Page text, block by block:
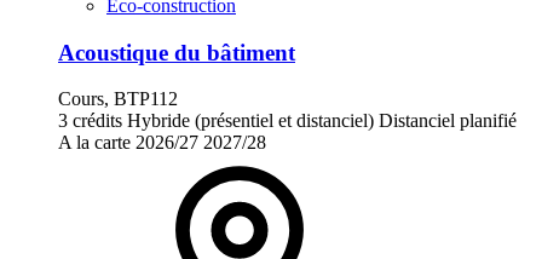
Éco-construction
Acoustique du bâtiment
Cours, BTP112
3 crédits Hybride (présentiel et distanciel) Distanciel planifié
A la carte 2026/27 2027/28